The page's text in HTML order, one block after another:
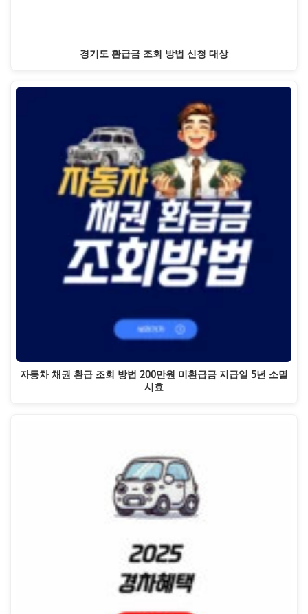
경기도 환급금 조회 방법 신청 대상
자동차 채권 환급 조회 방법 200만원 미환급금 지급일 5년 소멸
시효